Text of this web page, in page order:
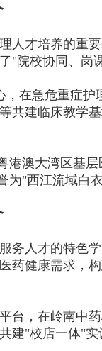
人才培养的重
"院校协同、岗
在急危重症
共建临床教学
澳大湾区基
"西江流域白
务人才的特色
药健康需求，
台，在岭南中
建"校店一体"